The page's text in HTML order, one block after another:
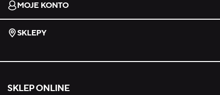
MOJE KONTO
SKLEPY
SKLEP ONLINE